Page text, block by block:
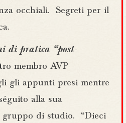
occhiali. Segreti per il
di pratica “post-
membro AVP
gli appunti presi mentre
alla sua
gruppo di studio. “Dieci